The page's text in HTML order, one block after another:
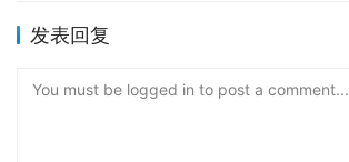
发表回复
You must be logged in to post a comment...